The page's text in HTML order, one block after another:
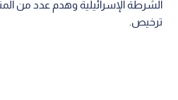
الشرطة الإسرائيلية وهدم عدد من
ترخيص.